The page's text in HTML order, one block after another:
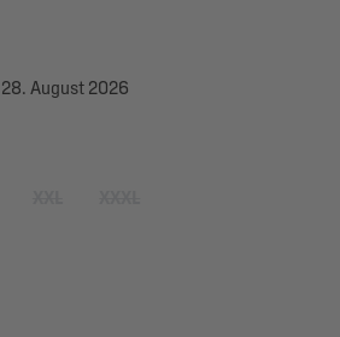
August 2026
verfügbar.)
zurzeit nicht verfügbar.)